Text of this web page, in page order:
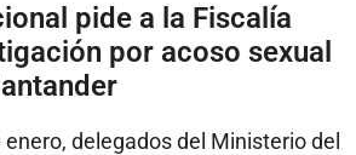
pide a la Fiscalía
por acoso sexual
delegados del Ministerio del